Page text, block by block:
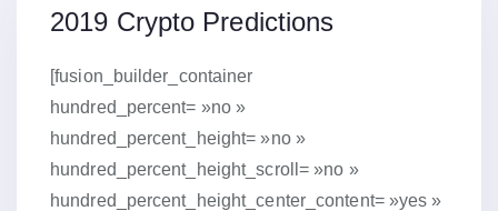
15 janvier 2019
2019 Crypto Predictions
[fusion_builder_container
hundred_percent= »no »
hundred_percent_height= »no »
hundred_percent_height_scroll= »no »
hundred_percent_height_center_content= »yes »